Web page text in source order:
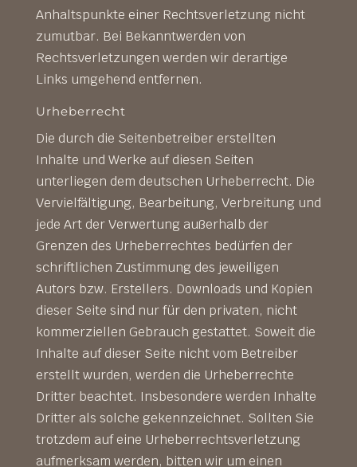
Anhaltspunkte einer Rechtsverletzung nicht
zumutbar. Bei Bekanntwerden von
Rechtsverletzungen werden wir derartige
Links umgehend entfernen.
Urheberrecht
Die durch die Seitenbetreiber erstellten
Inhalte und Werke auf diesen Seiten
unterliegen dem deutschen Urheberrecht. Die
Vervielfältigung, Bearbeitung, Verbreitung und
jede Art der Verwertung außerhalb der
Grenzen des Urheberrechtes bedürfen der
schriftlichen Zustimmung des jeweiligen
Autors bzw. Erstellers. Downloads und Kopien
dieser Seite sind nur für den privaten, nicht
kommerziellen Gebrauch gestattet. Soweit die
Inhalte auf dieser Seite nicht vom Betreiber
erstellt wurden, werden die Urheberrechte
Dritter beachtet. Insbesondere werden Inhalte
Dritter als solche gekennzeichnet. Sollten Sie
trotzdem auf eine Urheberrechtsverletzung
aufmerksam werden, bitten wir um einen